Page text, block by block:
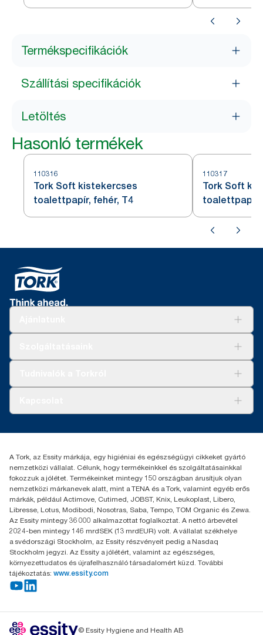
Termékspecifikációk
Szállítási specifikációk
Letöltés
Hasonló termékek
110316
Tork Soft kistekercses
toalettpapír, fehér, T4
110317
Tork Soft
toalettpapír,
+36 1 392 2176
H-1021 Budapest
Budakeszi út 51.
A Tork, az Essity márkája, egy higiéniai és egészségügyi cikkeket gyártó
nemzetközi vállalat. Célunk, hogy termékeinkkel és szolgáltatásainkkal
fokozzuk a jólétet. Termékeinket mintegy 150 országban árusítjuk olyan
nemzetközi márkanevek alatt, mint a TENA és a Tork, valamint egyéb erős
márkák, például Actimove, Cutimed, JOBST, Knix, Leukoplast, Libero,
Libresse, Lotus, Modibodi, Nosotras, Saba, Tempo, TOM Organic és Zewa.
Az Essity mintegy 36 000 alkalmazottat foglalkoztat. A nettó árbevétel
2024-ben mintegy 146 mrdSEK (13 mrdEUR) volt. A vállalat székhelye
a svédországi Stockholm, az Essity részvényeit pedig a Nasdaq
Stockholm jegyzi. Az Essity a jólétért, valamint az egészséges,
környezettudatos és újrafelhasználó társadalomért küzd. További
tájékoztatás: www.essity.com
© Essity Hygiene and Health AB